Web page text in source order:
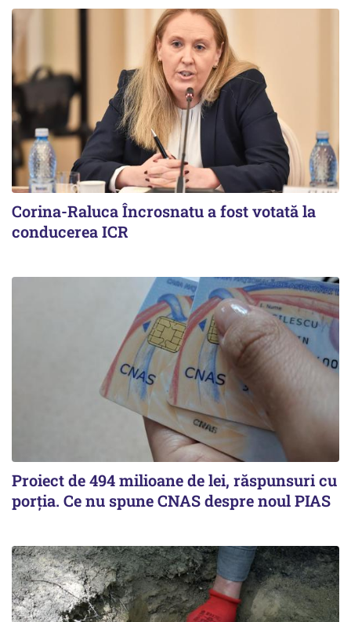
Corina-Raluca Încrosnatu a fost votată la
conducerea ICR
Proiect de 494 milioane de lei, răspunsuri cu
porția. Ce nu spune CNAS despre noul PIAS